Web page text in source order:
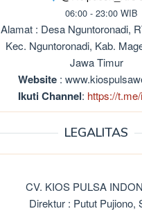
06:00 - 23:00 WIB
Alamat : Desa Nguntoronadi,
Kec. Nguntoronadi, Kab.
Jawa Timur
Website :
Ikuti Channel: https://
LEGALITAS
CV. KIOS PULSA
Direktur : Putut Pujiono,